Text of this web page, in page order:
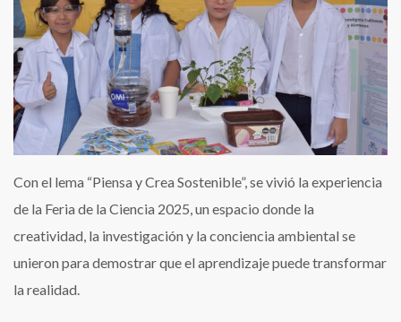
Con el lema “Piensa y Crea Sostenible”, se vivió la experiencia
de la Feria de la Ciencia 2025, un espacio donde la
creatividad, la investigación y la conciencia ambiental se
unieron para demostrar que el aprendizaje puede transformar
la realidad.